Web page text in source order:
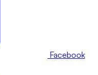
Facebook